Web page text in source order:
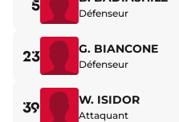
5 Défenseur
23 G. BIANCONE
Défenseur
39 W. ISIDOR
Attaquant